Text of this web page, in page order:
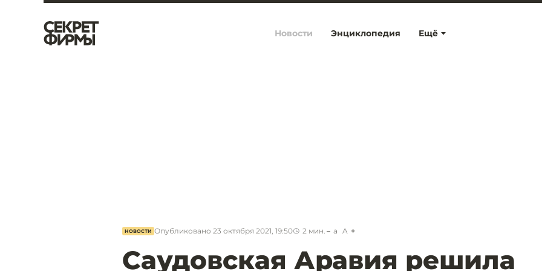
Ещё
Новости Энциклопедия
НОВОСТИ Опубликовано 23 октября 2021, 19:50 2 мин. a A
Саудовская Аравия решила